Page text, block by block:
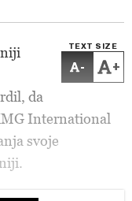
TEXT SIZE
- +
da
International
svoje